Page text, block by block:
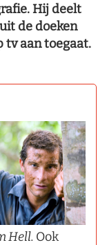
Hij deelt
de doeken
tv aan toegaat.
Hell. Ook